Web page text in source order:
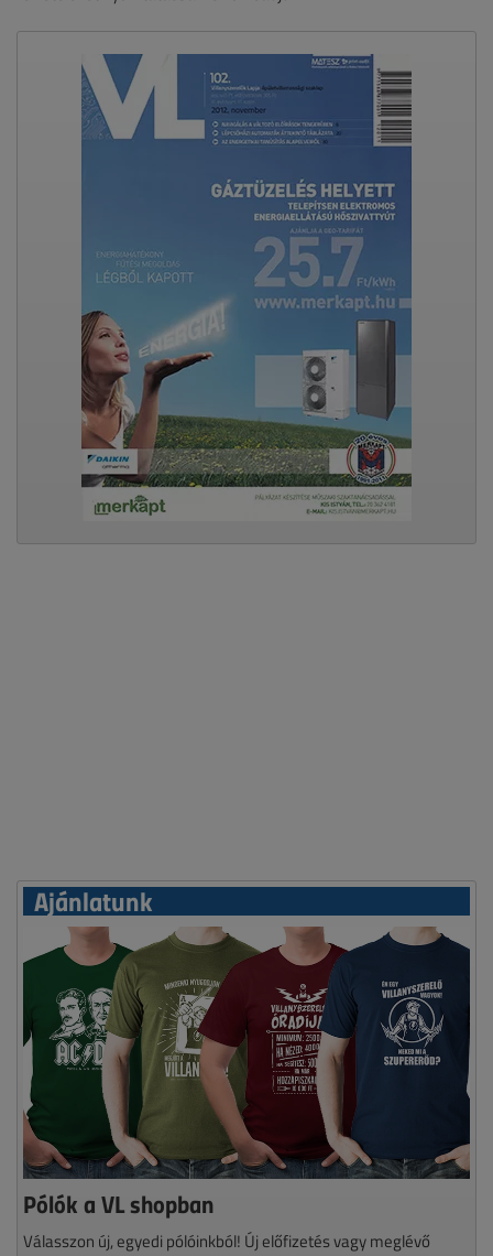
Ajánlatunk
Pólók a VL shopban
Válasszon új, egyedi pólóinkból! Új előfizetés vagy meglévő